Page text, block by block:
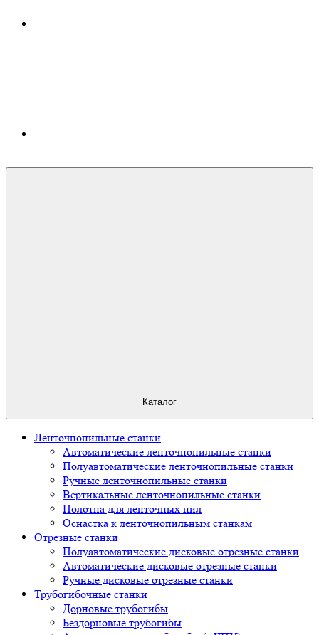
Каталог
Ленточнопильные станки
Автоматические ленточнопильные станки
Полуавтоматические ленточнопильные станки
Ручные ленточнопильные станки
Вертикальные ленточнопильные станки
Полотна для ленточных пил
Оснастка к ленточнопильным станкам
Отрезные станки
Полуавтоматические дисковые отрезные станки
Автоматические дисковые отрезные станки
Ручные дисковые отрезные станки
Трубогибочные станки
Дорновые трубогибы
Бездорновые трубогибы